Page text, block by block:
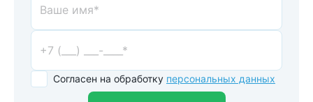
Согласен на обработку персональных данных